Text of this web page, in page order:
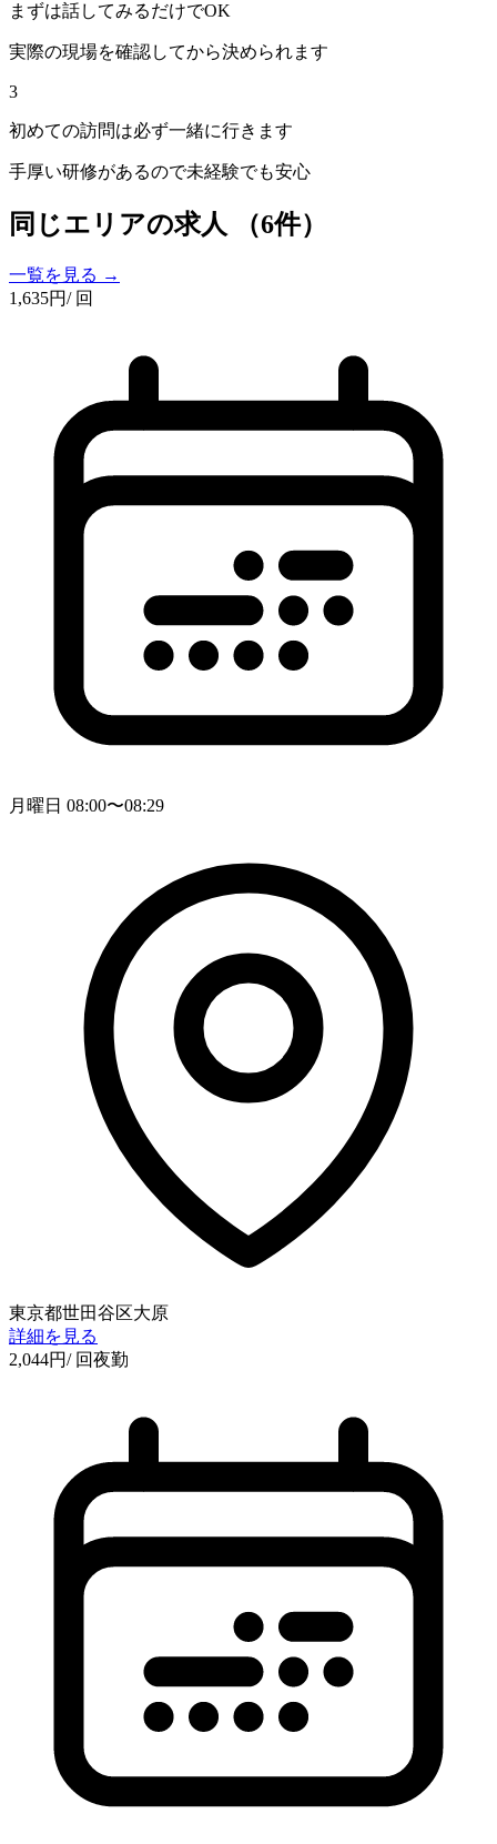
まずは話してみるだけでOK
実際の現場を確認してから決められます
3
初めての訪問は必ず一緒に行きます
手厚い研修があるので未経験でも安心
同じエリアの求人 （6件）
一覧を見る →
1,635円/ 回
月曜日 08:00〜08:29
東京都世田谷区大原
詳細を見る
2,044円/ 回夜勤